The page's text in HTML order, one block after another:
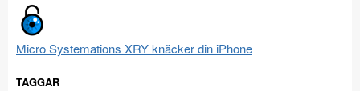
Micro Systemations XRY knäcker din iPhone
TAGGAR